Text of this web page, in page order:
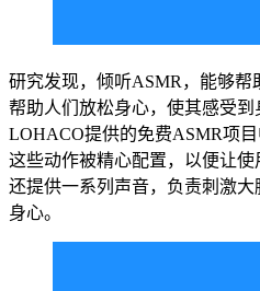
研究发现，倾听ASMR，能够帮
帮助人们放松身心，使其感受到
LOHACO提供的免费ASMR项目
这些动作被精心配置，以便让
还提供一系列声音，负责刺激
身心。